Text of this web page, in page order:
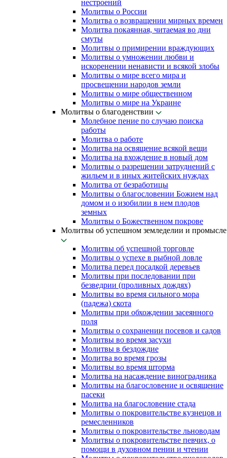
нестроений
Молитвы о России
Молитва о возвращении мирных времен
Молитва покаянная, читаемая во дни
смуты
Молитвы о примирении враждующих
Молитвы о умножении любви и
искоренении ненависти и всякой злобы
Молитвы о мире всего мира и
просвещении народов земли
Молитвы о мире общественном
Молитвы о мире на Украине
Молитвы о благоденствии
Молебное пение по случаю поиска
работы
Молитва о работе
Молитва на освящение всякой вещи
Молитва на вхождение в новый дом
Молитвы о разрешении затруднений с
жильем и в иных житейских нуждах
Молитва от безработицы
Молитвы о благословении Божием над
домом и о изобилии в нем плодов
земных
Молитвы о Божественном покрове
Молитвы об успешном земледелии и промысле
Молитвы об успешной торговле
Молитвы о успехе в рыбной ловле
Молитва перед посадкой деревьев
Молитвы при последовании при
безведрии (проливных дождях)
Молитвы во время сильного мора
(падежа) скота
Молитвы при обхождении засеянного
поля
Молитвы о сохранении посевов и садов
Молитвы во время засухи
Молитвы в бездождие
Молитва во время грозы
Молитвы во время шторма
Молитва на насаждение виноградника
Молитвы на благословение и освящение
пасеки
Молитва на благословение стада
Молитвы о покровительстве кузнецов и
ремесленников
Молитвы о покровительстве льноводам
Молитвы о покровительстве певчих, о
помощи в духовном пении и чтении